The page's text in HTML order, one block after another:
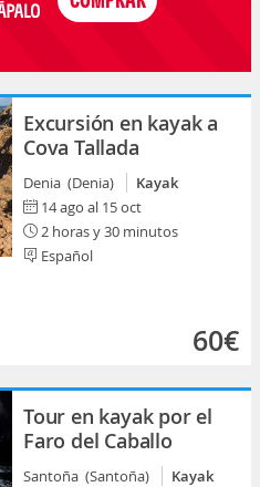
Excursión en kayak a
Cova Tallada
Denia (Denia)
Kayak
14 ago al 15 oct
2 horas y 30 minutos
Español
60€
Tour en kayak por el
Faro del Caballo
Santoña (Santoña)
Kayak